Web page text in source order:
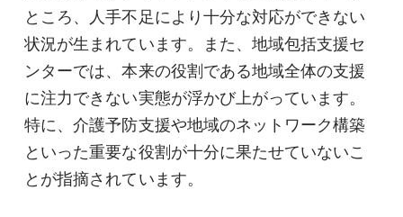
ところ、人手不足により十分な対応ができない
状況が生まれています。また、地域包括支援セ
ンターでは、本来の役割である地域全体の支援
に注力できない実態が浮かび上がっています。
特に、介護予防支援や地域のネットワーク構築
といった重要な役割が十分に果たせていないこ
とが指摘されています。